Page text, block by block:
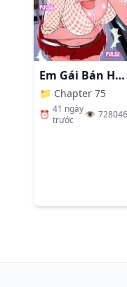
Em Gái Bán Hàng Sextoy
📁 Chapter 75
⏰ 41 ngày
trước
👁️ 728046